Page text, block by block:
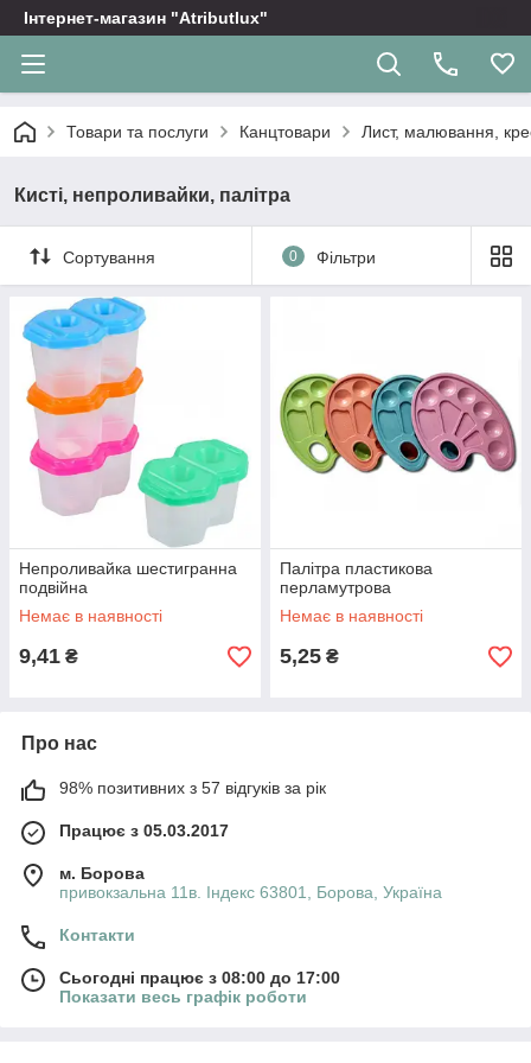
Інтернет-магазин "Atributlux"
Товари та послуги Канцтовари Лист, малювання,
Кисті, непроливайки, палітра
Сортування 0 Фільтри
Непроливайка шестигранна
подвійна
Немає в наявності
9,41 ₴
Палітра пластикова
перламутрова
Немає в наявності
5,25 ₴
Про нас
98% позитивних з 57 відгуків за рік
Працює з 05.03.2017
м. Борова
привокзальна 11в. Індекс 63801, Борова, Україна
Контакти
Сьогодні працює з 08:00 до 17:00
Показати весь графік роботи